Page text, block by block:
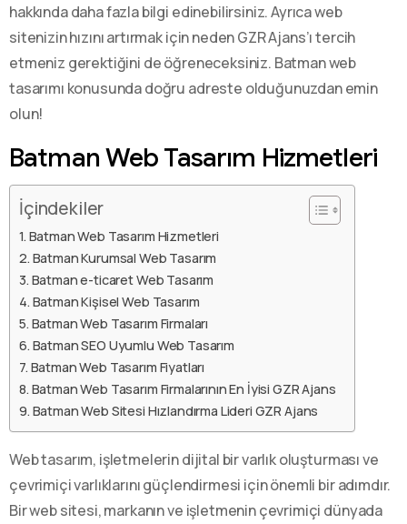
hakkında daha fazla bilgi edinebilirsiniz. Ayrıca web
sitenizin hızını artırmak için neden GZR Ajans’ı tercih
etmeniz gerektiğini de öğreneceksiniz. Batman web
tasarımı konusunda doğru adreste olduğunuzdan emin
olun!
Batman Web Tasarım Hizmetleri
İçindekiler
Batman Web Tasarım Hizmetleri
Batman Kurumsal Web Tasarım
Batman e-ticaret Web Tasarım
Batman Kişisel Web Tasarım
Batman Web Tasarım Firmaları
Batman SEO Uyumlu Web Tasarım
Batman Web Tasarım Fiyatları
Batman Web Tasarım Firmalarının En İyisi GZR Ajans
Batman Web Sitesi Hızlandırma Lideri GZR Ajans
Web tasarım, işletmelerin dijital bir varlık oluşturması ve
çevrimiçi varlıklarını güçlendirmesi için önemli bir adımdır.
Bir web sitesi, markanın ve işletmenin çevrimiçi dünyada